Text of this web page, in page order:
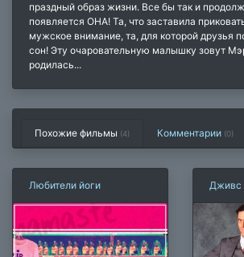
праздный образ жизни. Все бы так и
появляется ОНА! Та, что заставила
мужское внимание, та, для которой друзья
сон! Эту очаровательную малышку зовут
родилась...
Похожие фильмы (4) Комментарии (0)
Любители йоги Дживс